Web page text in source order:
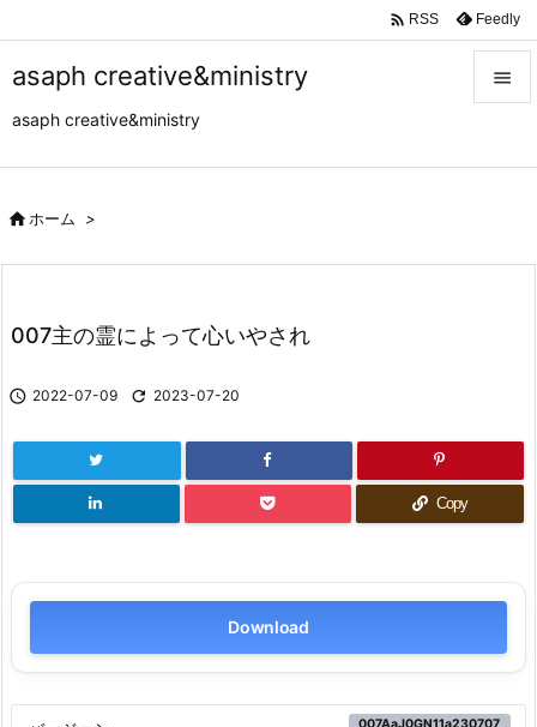
asaph creative&ministry
asaph creative&ministry

 RSS Feedly
ホーム >
007主の霊によって心いやされ
 2022-07-09  2023-07-20
Copy
Download